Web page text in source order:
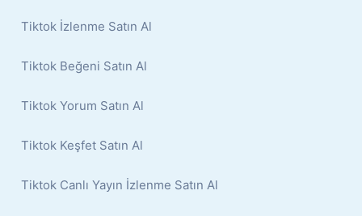
Tiktok İzlenme Satın Al
Tiktok Beğeni Satın Al
Tiktok Yorum Satın Al
Tiktok Keşfet Satın Al
Tiktok Canlı Yayın İzlenme Satın Al